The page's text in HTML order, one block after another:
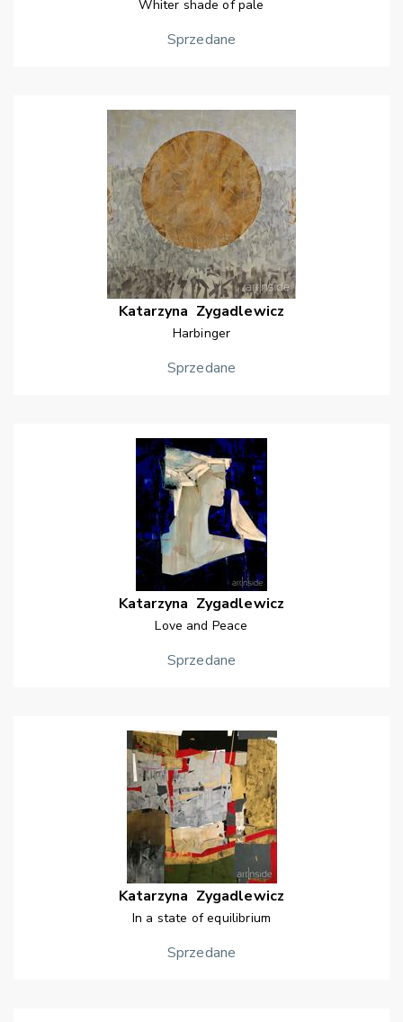
Whiter shade of pale
Sprzedane
Katarzyna Zygadlewicz
Harbinger
Sprzedane
Katarzyna Zygadlewicz
Love and Peace
Sprzedane
Katarzyna Zygadlewicz
In a state of equilibrium
Sprzedane